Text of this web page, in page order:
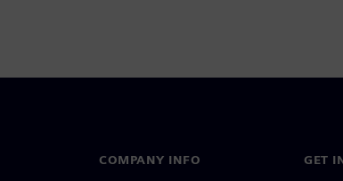
COMPANY INFO GET